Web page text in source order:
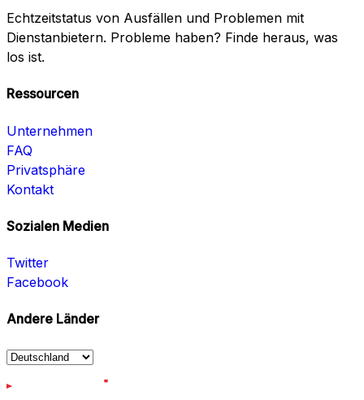
Echtzeitstatus von Ausfällen und Problemen mit
Dienstanbietern. Probleme haben? Finde heraus, was
los ist.
Ressourcen
Unternehmen
FAQ
Privatsphäre
Kontakt
Sozialen Medien
Twitter
Facebook
Andere Länder